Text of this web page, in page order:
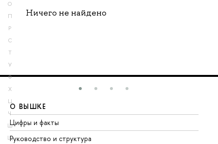
О
П
Р
С
Т
У
Ф
Х
Ц
Ч
Ш
Щ
Ничего не найдено
О ВЫШКЕ
Цифры и факты
Руководство и структура